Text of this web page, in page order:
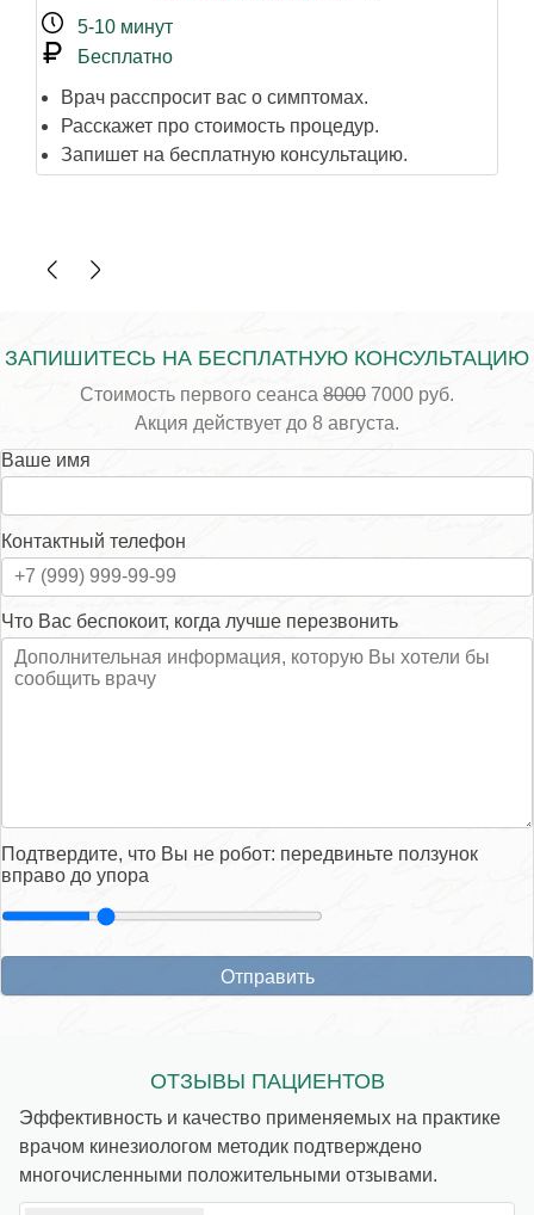
5-10 минут
Бесплатно
Врач расспросит вас о симптомах.
Расскажет про стоимость процедур.
Запишет на бесплатную консультацию.
ЗАПИШИТЕСЬ НА БЕСПЛАТНУЮ КОНСУЛЬТАЦИЮ
Стоимость первого сеанса 8000 7000 руб.
Акция действует до 8 августа.
Ваше имя
Контактный телефон
Что Вас беспокоит, когда лучше перезвонить
Подтвердите, что Вы не робот: передвиньте ползунок
вправо до упора
ОТЗЫВЫ ПАЦИЕНТОВ
Эффективность и качество применяемых на практике
врачом кинезиологом методик подтверждено
многочисленными положительными отзывами.